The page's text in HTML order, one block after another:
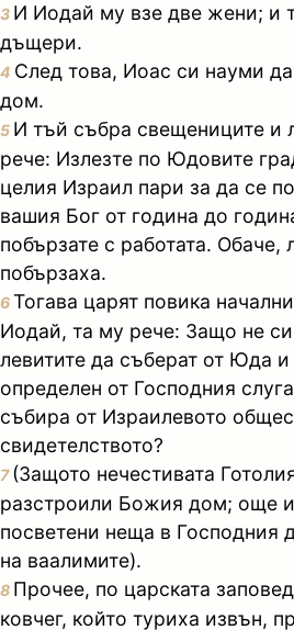
3 И Иодай му взе две жени; и
дъщери.
4 След това, Иоас си науми
дом.
5 И тъй събра свещениците и
рече: Излезте по Юдовите
целия Израил пари за да се
вашия Бог от година до
побързате с работата. Обаче,
побързаха.
6Тогава царят повика
Иодай, та му рече: Защо не си
левитите да съберат от Юда
определен от Господния
събира от Израилевото
свидетелството?
7(Защото нечестивата
разстроили Божия дом; още и
посветени неща в Господния
на ваалимите).
8 Прочее, по царската
ковчег, който туриха извън,